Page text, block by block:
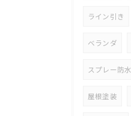
ライン引き
ベランダ
スプレー防水
屋根塗装